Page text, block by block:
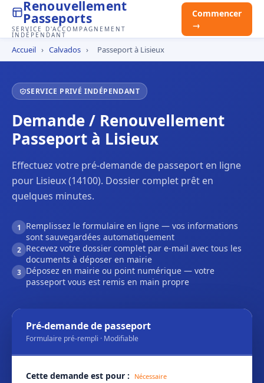
Renouvellement
Passeports
SERVICE D'ACCOMPAGNEMENT
INDÉPENDANT
Commencer
→
Accueil › Calvados › Passeport à Lisieux
SERVICE PRIVÉ INDÉPENDANT
Demande / Renouvellement
Passeport à Lisieux
Effectuez votre pré-demande de passeport en ligne
pour Lisieux (14100). Dossier complet prêt en
quelques minutes.
1
Remplissez le formulaire en ligne — vos informations
sont sauvegardées automatiquement
2 Recevez votre dossier complet par e-mail avec tous les
documents à déposer en mairie
3 Déposez en mairie ou point numérique — votre
passeport vous est remis en main propre
Pré-demande de passeport
Formulaire pré-rempli · Modifiable
Cette demande est pour : Nécessaire